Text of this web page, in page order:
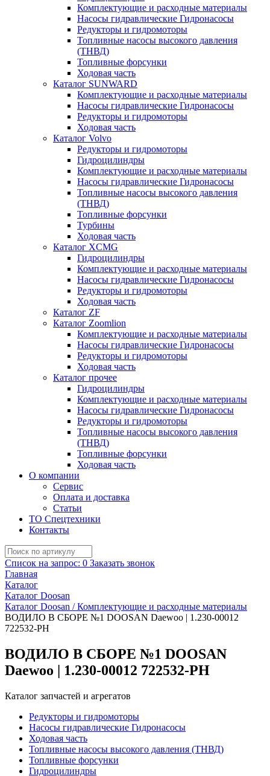
Комплектующие и расходные материалы
Насосы гидравлические Гидронасосы
Редукторы и гидромоторы
Топливные насосы высокого давления
(ТНВД)
Топливные форсунки
Ходовая часть
Каталог SUNWARD
Комплектующие и расходные материалы
Насосы гидравлические Гидронасосы
Редукторы и гидромоторы
Ходовая часть
Каталог Volvo
Редукторы и гидромоторы
Гидроцилиндры
Комплектующие и расходные материалы
Насосы гидравлические Гидронасосы
Топливные насосы высокого давления
(ТНВД)
Топливные форсунки
Турбины
Ходовая часть
Каталог XCMG
Гидроцилиндры
Комплектующие и расходные материалы
Насосы гидравлические Гидронасосы
Редукторы и гидромоторы
Ходовая часть
Каталог ZF
Каталог Zoomlion
Комплектующие и расходные материалы
Насосы гидравлические Гидронасосы
Редукторы и гидромоторы
Ходовая часть
Каталог прочее
Гидроцилиндры
Комплектующие и расходные материалы
Насосы гидравлические Гидронасосы
Редукторы и гидромоторы
Топливные насосы высокого давления
(ТНВД)
Топливные форсунки
Ходовая часть
О компании
Сервис
Оплата и доставка
Статьи
ТО Спецтехники
Контакты
Список на запрос: 0 Заказать звонок
Главная
Каталог
Каталог Doosan
Каталог Doosan / Комплектующие и расходные материалы
ВОДИЛО В СБОРЕ №1 DOOSAN Daewoo | 1.230-00012
722532-PH
ВОДИЛО В СБОРЕ №1 DOOSAN
Daewoo | 1.230-00012 722532-PH
Каталог запчастей и агрегатов
Редукторы и гидромоторы
Насосы гидравлические Гидронасосы
Ходовая часть
Топливные насосы высокого давления (ТНВД)
Топливные форсунки
Гидроцилиндры